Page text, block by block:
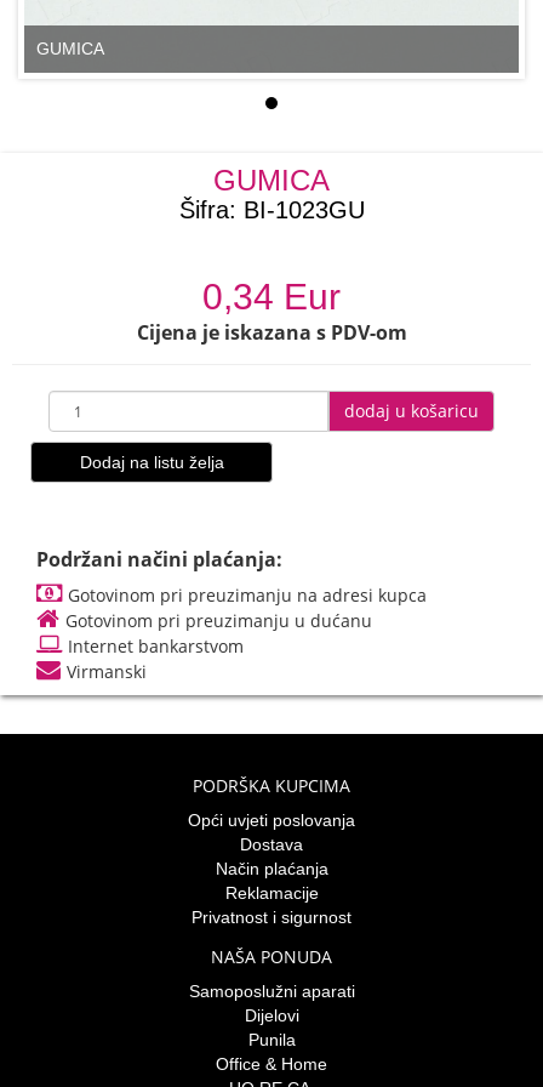
GUMICA
GUMICA
Šifra: BI-1023GU
0,34 Eur
Cijena je iskazana s PDV-om
dodaj u košaricu
Dodaj na listu želja
Podržani načini plaćanja:
Gotovinom pri preuzimanju na adresi kupca
Gotovinom pri preuzimanju u dućanu
Internet bankarstvom
Virmanski
PODRŠKA KUPCIMA
Opći uvjeti poslovanja
Dostava
Način plaćanja
Reklamacije
Privatnost i sigurnost
NAŠA PONUDA
Samoposlužni aparati
Dijelovi
Punila
Office & Home